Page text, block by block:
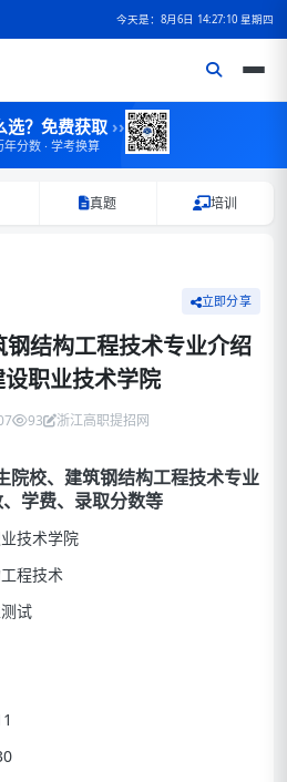
今天是：8月6日 14:27:10 星期四
选？免费获取 ››
年分数 · 学考换算
真题 培训
立即分享
结构工程技术专业介绍
设职业技术学院
93 浙江高职提招网
院校、建筑钢结构工程技术专业
学费、录取分数等
技术学院
程技术
试